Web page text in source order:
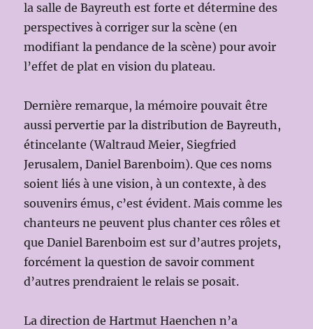
la salle de Bayreuth est forte et détermine des
perspectives à corriger sur la scène (en
modifiant la pendance de la scène) pour avoir
l’effet de plat en vision du plateau.
Dernière remarque, la mémoire pouvait être
aussi pervertie par la distribution de Bayreuth,
étincelante (Waltraud Meier, Siegfried
Jerusalem, Daniel Barenboim). Que ces noms
soient liés à une vision, à un contexte, à des
souvenirs émus, c’est évident. Mais comme les
chanteurs ne peuvent plus chanter ces rôles et
que Daniel Barenboim est sur d’autres projets,
forcément la question de savoir comment
d’autres prendraient le relais se posait.
La direction de Hartmut Haenchen n’a